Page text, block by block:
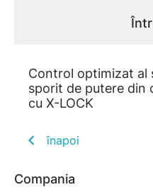
Control optimizat al
sporit de putere din
cu X-LOCK
înapoi
Compania